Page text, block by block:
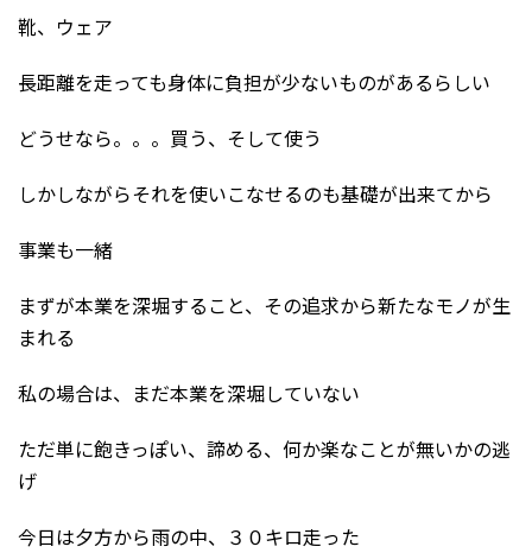
靴、ウェア
長距離を走っても身体に負担が少ないものがあるらしい
どうせなら。。。買う、そして使う
しかしながらそれを使いこなせるのも基礎が出来てから
事業も一緒
まずが本業を深堀すること、その追求から新たなモノが生
まれる
私の場合は、まだ本業を深堀していない
ただ単に飽きっぽい、諦める、何か楽なことが無いかの逃
げ
今日は夕方から雨の中、３０キロ走った